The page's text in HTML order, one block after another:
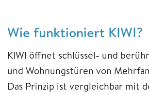
Wie funktioniert KIWI?
KIWI öffnet schlüssel- und
und Wohnungstüren von
Das Prinzip ist vergleichbar mit